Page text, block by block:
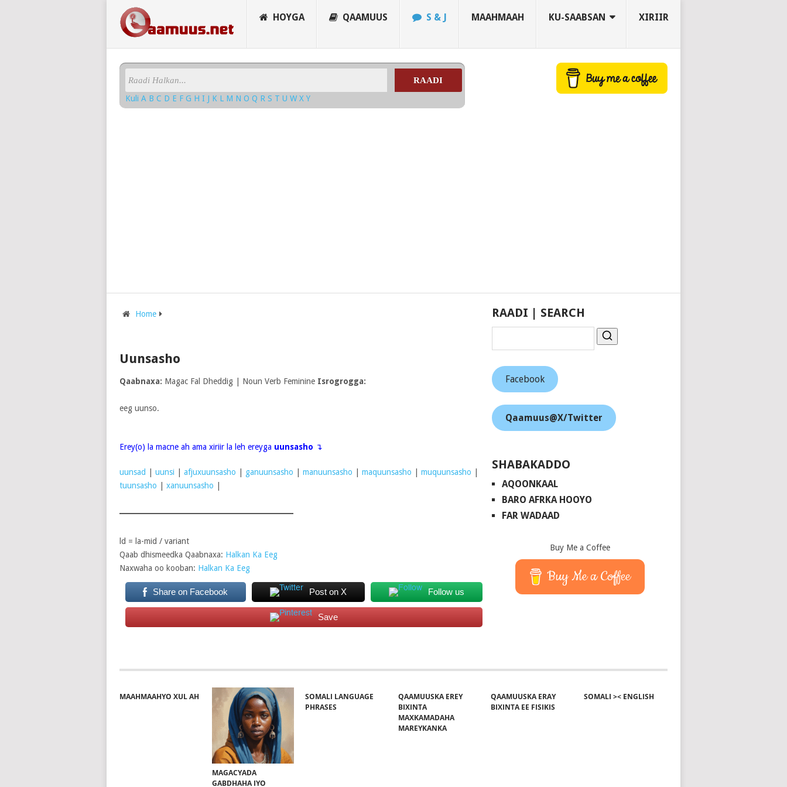
HOYGA QAAMUUS S & J MAAHMAAH KU-SAABSAN XIRIIR
RAADI
Kuli A B C D E F G H I J K L M N O Q R S T U W X Y
Home
Uunsasho
Qaabnaxa: Magac Fal Dheddig | Noun Verb Feminine Isrogrogga:
eeg uunso.
Erey(o) la macne ah ama xiriir la leh ereyga uunsasho ↴
uunsad uunsi afjuxuunsasho ganuunsasho manuunsasho maquunsasho muquunsasho
tuunsasho
xanuunsasho
ld = la-mid / variant
Qaab dhismeedka Qaabnaxa: Halkan Ka Eeg
Naxwaha oo kooban: Halkan Ka Eeg
Share on Facebook Post on X Follow us
Save
RAADI | SEARCH
Facebook
Qaamuus@X/Twitter
SHABAKADDO
AQOONKAAL
BARO AFRKA HOOYO
FAR WADAAD
Buy Me a Coffee
Buy Me a Coffee
MAAHMAAHYO XUL AH
MAGACYADA
GABDHAHA IYO
SOMALI LANGUAGE
PHRASES
QAAMUUSKA EREY
BIXINTA
MAXKAMADAHA
MAREYKANKA
QAAMUUSKA ERAY
BIXINTA EE FISIKIS
SOMALI >< ENGLISH